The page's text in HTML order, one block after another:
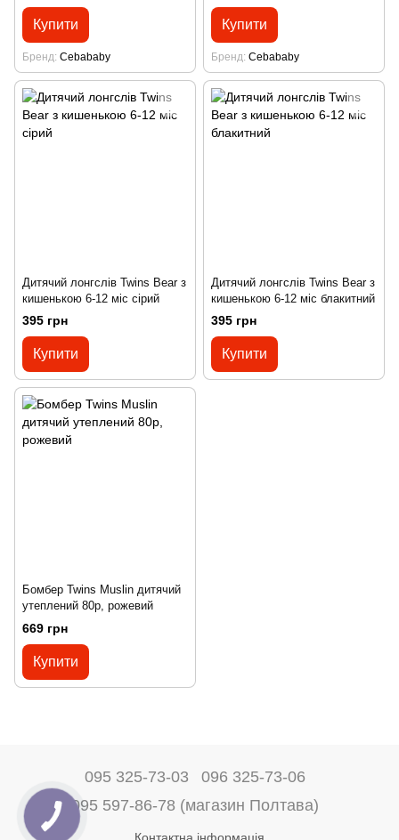
Купити
Бренд Cebababy
Купити
Бренд Cebababy
Дитячий лонгслів Twins Bear з
кишенькою 6-12 міс сірий
395 грн
Купити
Дитячий лонгслів Twins Bear з
кишенькою 6-12 міс блакитний
395 грн
Купити
Бомбер Twins Muslin дитячий
утеплений 80р, рожевий
669 грн
Купити
095 325-73-03
096 325-73-06
095 597-86-78 (магазин Полтава)